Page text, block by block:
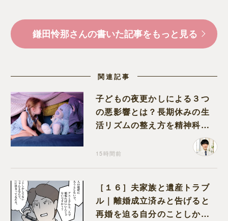
鎌田怜那さんの書いた記事をもっと見る
関連記事
子どもの夜更かしによる３つ
の悪影響とは？長期休みの生
活リズムの整え方を精神科医
15時間前
［１６］夫家族と遺産トラブ
ル｜離婚成立済みと告げると
再婚を迫る自分のことしか考